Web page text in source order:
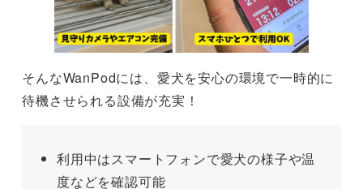
そんなWanPodには、愛犬を安心の環境で一時的に
待機させられる設備が充実！
利用中はスマートフォンで愛犬の様子や温
度などを確認可能